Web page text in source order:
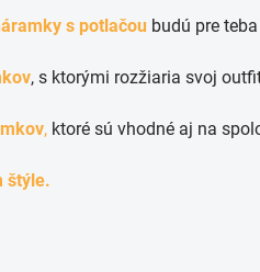
s potlačou budú pre
, s ktorými rozžiaria svoj
, ktoré sú vhodné aj na
štýle.